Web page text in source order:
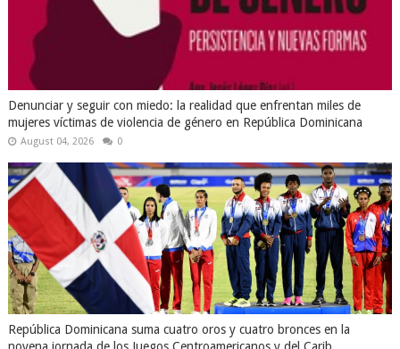
Denunciar y seguir con miedo: la realidad que enfrentan miles de
mujeres víctimas de violencia de género en República Dominicana
August 04, 2026 0
República Dominicana suma cuatro oros y cuatro bronces en la